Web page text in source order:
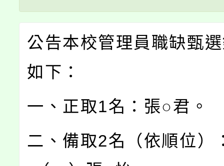
公告本校管理員職缺甄
如下：
一、正取1名：張○君。
二、備取2名（依順位